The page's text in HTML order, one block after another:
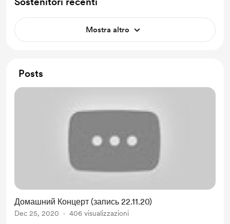
Mostra altro
Posts
Домашний Концерт (запись 22.11.20)
Dec 25, 2020 406 visualizzazioni